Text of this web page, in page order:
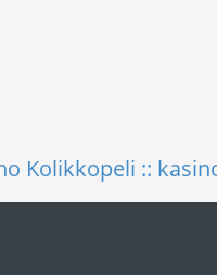
Kolikkopeli ::